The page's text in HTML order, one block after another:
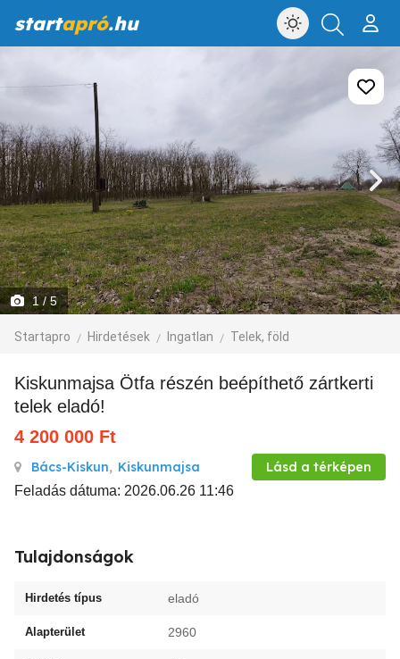
startapró.hu
1/ 5
Startapro Hirdetések Ingatlan Telek, föld
Kiskunmajsa Ötfa részén beépíthető zártkerti
telek eladó!
4 200 000 Ft
Bács-Kiskun, Kiskunmajsa Lásd a térképen
Feladás dátuma: 2026.06.26 11:46
Tulajdonságok
Hirdetés típus eladó
Alapterület 2960